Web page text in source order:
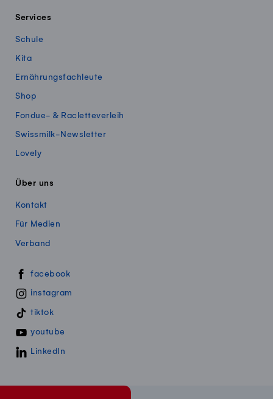
Services
Schule
Kita
Ernährungsfachleute
Shop
Fondue- & Racletteverleih
Swissmilk-Newsletter
Lovely
Über uns
Kontakt
Für Medien
Verband
Swissmillk auf Social Media
facebook
instagram
tiktok
youtube
LinkedIn